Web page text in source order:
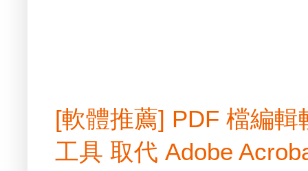
[軟體推薦] PDF 檔編
工具 取代 Adobe